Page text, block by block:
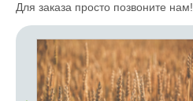
Для заказа просто позвоните нам!